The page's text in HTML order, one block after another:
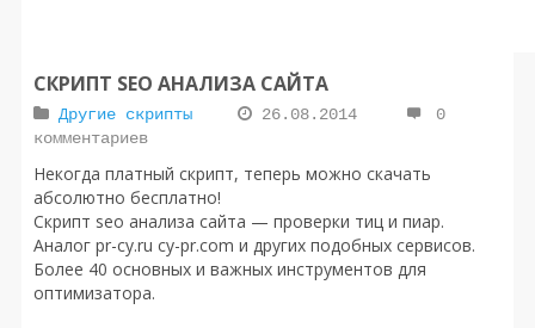
СКРИПТ SEO АНАЛИЗА САЙТА
Другие скрипты 26.08.2014
0
комментариев
Некогда платный скрипт, теперь можно скачать
абсолютно бесплатно!
Скрипт seo анализа сайта — проверки тиц и пиар.
Аналог pr-cy.ru cy-pr.com и других подобных сервисов.
Более 40 основных и важных инструментов для
оптимизатора.